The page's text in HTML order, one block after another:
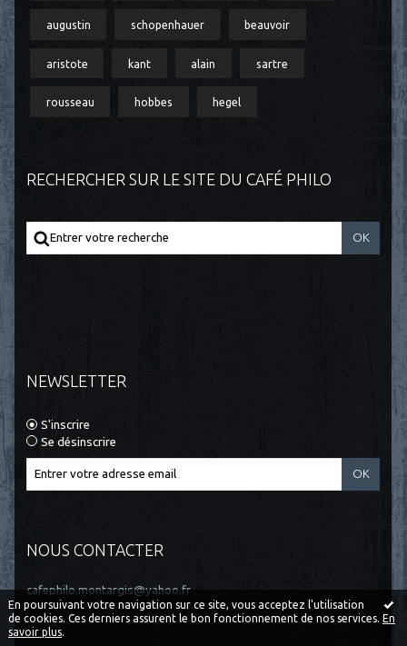
En poursuivant votre navigation sur ce site, vous acceptez l'utilisation
de cookies. Ces derniers assurent le bon fonctionnement de nos services. En
savoir plus.
augustin schopenhauer beauvoir
aristote kant alain sartre
rousseau hobbes hegel
RECHERCHER SUR LE SITE DU CAFÉ PHILO
NEWSLETTER
S'inscrire
Se désinscrire
NOUS CONTACTER
cafephilo.montargis@yahoo.fr